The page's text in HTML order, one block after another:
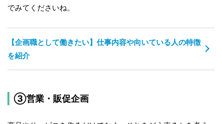
でみてくださいね。
【企画職として働きたい】仕事内容や向いている人の特徴
を紹介
③営業・販促企画